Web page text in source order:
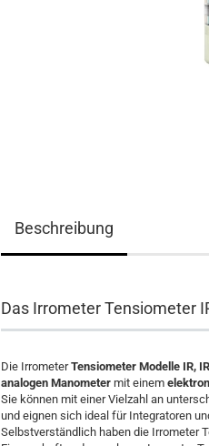
Beschreibung
Das Irrometer Tensiometer
Die IrrometerTensiometer Modelle IR,
analogen Manometermit einem
Sie können mit einer Vielzahl an
und eignen sich ideal für Integratoren
Selbstverständlich haben die Irrometer